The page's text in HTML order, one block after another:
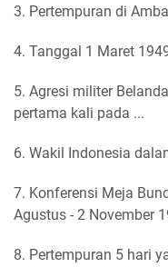
3. Pertempuran di
4. Tanggal 1 Maret
5. Agresi militer
pertama kali pada ...
6. Wakil Indonesia
7. Konferensi Meja
Agustus - 2 November
8. Pertempuran 5 hari